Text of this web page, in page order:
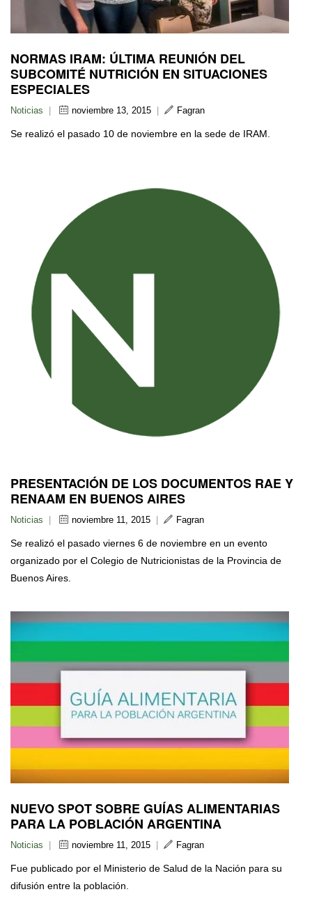
NORMAS IRAM: ÚLTIMA REUNIÓN DEL
SUBCOMITÉ NUTRICIÓN EN SITUACIONES
ESPECIALES
Noticias noviembre 13, 2015 Fagran
Se realizó el pasado 10 de noviembre en la sede de IRAM.
PRESENTACIÓN DE LOS DOCUMENTOS RAE Y
RENAAM EN BUENOS AIRES
Noticias noviembre 11, 2015 Fagran
Se realizó el pasado viernes 6 de noviembre en un evento
organizado por el Colegio de Nutricionistas de la Provincia de
Buenos Aires.
NUEVO SPOT SOBRE GUÍAS ALIMENTARIAS
PARA LA POBLACIÓN ARGENTINA
Noticias noviembre 11, 2015 Fagran
Fue publicado por el Ministerio de Salud de la Nación para su
difusión entre la población.